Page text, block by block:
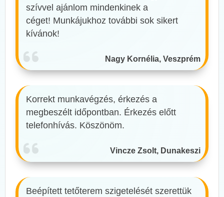
szívvel ajánlom mindenkinek a
céget! Munkájukhoz további sok sikert
kívánok!
Nagy Kornélia, Veszprém
Korrekt munkavégzés, érkezés a
megbeszélt időpontban. Érkezés előtt
telefonhívás. Köszönöm.
Vincze Zsolt, Dunakeszi
Beépített tetőterem szigetelését szerettük